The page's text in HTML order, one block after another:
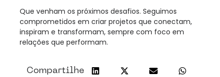
Que venham os próximos desafios. Seguimos
comprometidos em criar projetos que conectam,
inspiram e transformam, sempre com foco em
relações que performam.
Compartilhe